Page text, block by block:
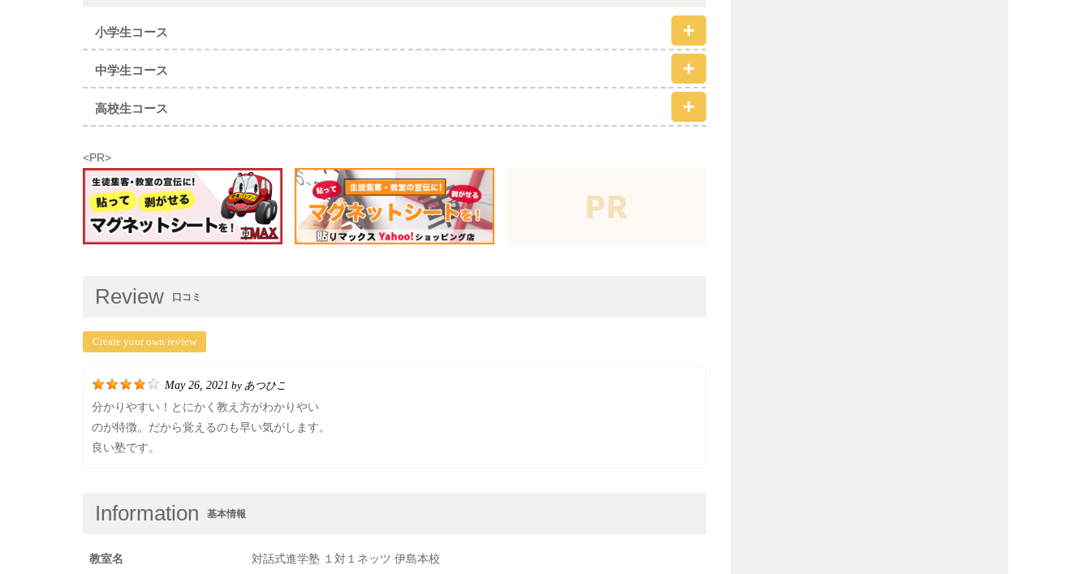
小学生コース
中学生コース
高校生コース
<PR>
Review 口コミ
Create your own review
May 26, 2021 by あつひこ
分かりやすい！とにかく教え方がわかりやい
のが特徴。だから覚えるのも早い気がします。
良い塾です。
Information 基本情報
教室名 対話式進学塾 １対１ネッツ 伊島本校